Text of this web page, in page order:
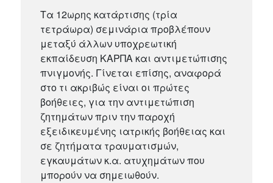
Τα 12ωρης κατάρτισης (τρία
τετράωρα) σεμινάρια προβλέπουν
μεταξύ άλλων υποχρεωτική
εκπαίδευση ΚΑΡΠΑ και αντιμετώπισης
πνιγμονής. Γίνεται επίσης, αναφορά
στο τι ακριβώς είναι οι πρώτες
βοήθειες, για την αντιμετώπιση
ζητημάτων πριν την παροχή
εξειδικευμένης ιατρικής βοήθειας και
σε ζητήματα τραυματισμών,
εγκαυμάτων κ.α. ατυχημάτων που
μπορούν να σημειωθούν.